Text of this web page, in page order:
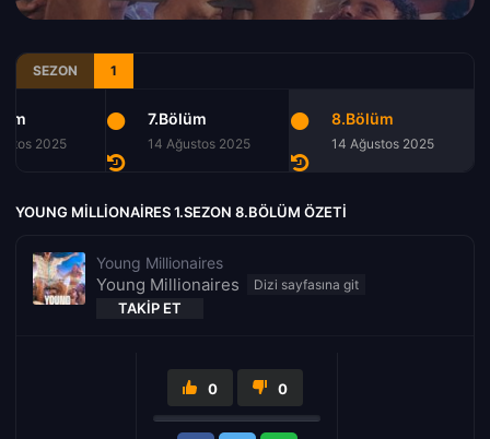
SEZON 1
2025
7.Bölüm
14 Ağustos 2025
8.Bölüm
14 Ağustos 2025
YOUNG MILLIONAIRES 1.SEZON 8.BÖLÜM ÖZETI
Young Millionaires
Young Millionaires
TAKIP ET
0 0